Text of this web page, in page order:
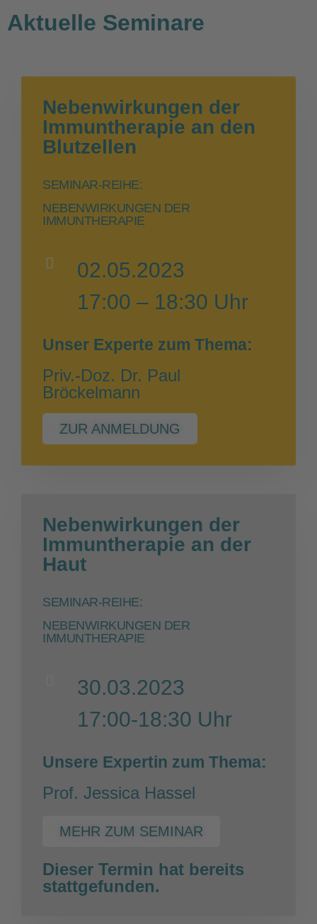
Aktuelle Seminare
Nebenwirkungen der
Immuntherapie an den
Blutzellen
SEMINAR-REIHE:
NEBENWIRKUNGEN DER
IMMUNTHERAPIE
02.05.2023
17:00 – 18:30 Uhr
Unser Experte zum Thema:
Priv.-Doz. Dr. Paul
Bröckelmann
ZUR ANMELDUNG
Nebenwirkungen der
Immuntherapie an der
Haut
SEMINAR-REIHE:
NEBENWIRKUNGEN DER
IMMUNTHERAPIE
30.03.2023
17:00-18:30 Uhr
Unsere Expertin zum Thema:
Prof. Jessica Hassel
MEHR ZUM SEMINAR
Dieser Termin hat bereits
stattgefunden.